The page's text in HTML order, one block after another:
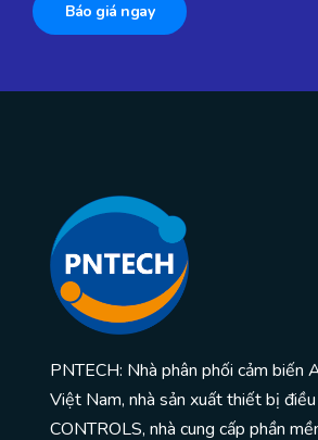
Báo giá ngay
PNTECH: Nhà phân phối cảm biến
Việt Nam, nhà sản xuất thiết bị
CONTROLS, nhà cung cấp phần